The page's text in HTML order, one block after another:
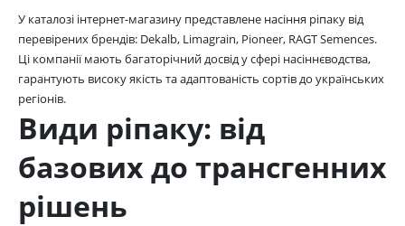
У каталозі інтернет-магазину представлене насіння ріпаку від
перевірених брендів: Dekalb, Limagrain, Pioneer, RAGT Semences.
Ці компанії мають багаторічний досвід у сфері насіннєводства,
гарантують високу якість та адаптованість сортів до українських
регіонів.
Види ріпаку: від
базових до трансгенних
рішень